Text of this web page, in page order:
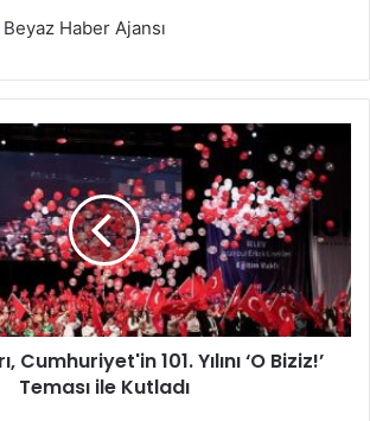
Haber Ajansı
Cumhuriyet'in 101. Yılını ‘O Biziz!’
Teması ile Kutladı